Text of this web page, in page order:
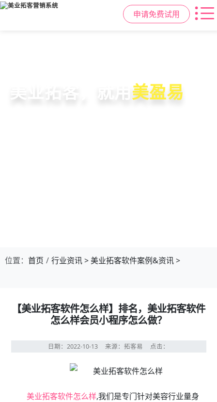
申请免费试用
6套美业拓客营销方案组合，200套微
美业私域运营scrm
从拉新、转化、复购到裂变转介绍面
美业拓客，就用 美盈易
位置： 首页 行业资讯>美业拓客软件案例&资讯>
【美业拓客软件怎么样】排名，美业拓客软件
怎么样会员小程序怎么做？
日期：2022-10-13 来源：拓客易 点击：
美业拓客软件怎么样,我们是专门针对美容行业量身